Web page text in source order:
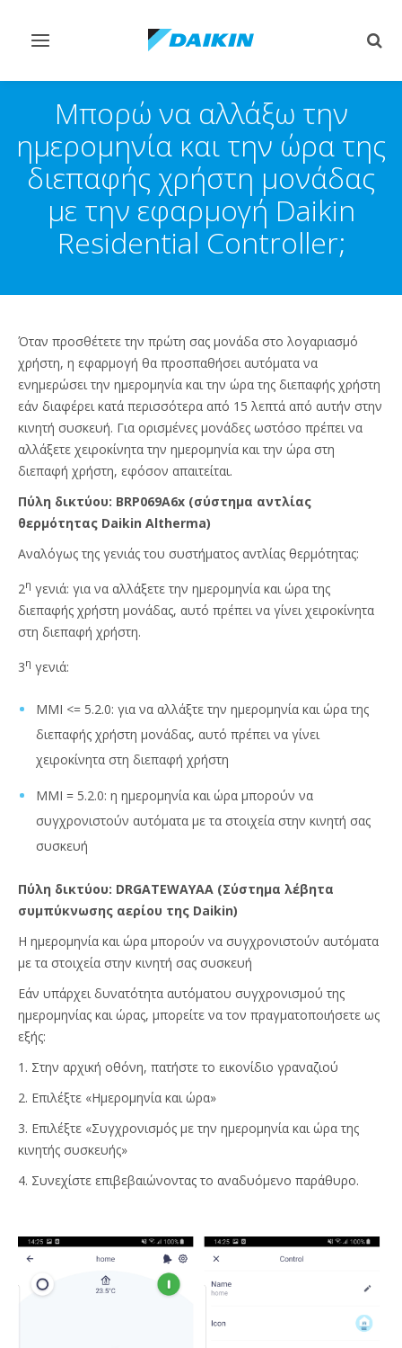
Εναλλαγή
πλοήγηση
Μπορώ να αλλάξω την
ημερομηνία και την ώρα της
διεπαφής χρήστη μονάδας
με την εφαρμογή Daikin
Residential Controller;
Όταν προσθέτετε την πρώτη σας μονάδα στο λογαριασμό
χρήστη, η εφαρμογή θα προσπαθήσει αυτόματα να
ενημερώσει την ημερομηνία και την ώρα της διεπαφής χρήστη
εάν διαφέρει κατά περισσότερα από 15 λεπτά από αυτήν στην
κινητή συσκευή. Για ορισμένες μονάδες ωστόσο πρέπει να
αλλάξετε χειροκίνητα την ημερομηνία και την ώρα στη
διεπαφή χρήστη, εφόσον απαιτείται.
Πύλη δικτύου: BRP069A6x (σύστημα αντλίας
θερμότητας Daikin Altherma)
Αναλόγως της γενιάς του συστήματος αντλίας θερμότητας:
2η γενιά: για να αλλάξετε την ημερομηνία και ώρα της
διεπαφής χρήστη μονάδας, αυτό πρέπει να γίνει χειροκίνητα
στη διεπαφή χρήστη.
3η γενιά:
MMI <= 5.2.0: για να αλλάξτε την ημερομηνία και ώρα της
διεπαφής χρήστη μονάδας, αυτό πρέπει να γίνει
χειροκίνητα στη διεπαφή χρήστη
MMI = 5.2.0: η ημερομηνία και ώρα μπορούν να
συγχρονιστούν αυτόματα με τα στοιχεία στην κινητή σας
συσκευή
Πύλη δικτύου: DRGATEWAYAA (Σύστημα λέβητα
συμπύκνωσης αερίου της Daikin)
Η ημερομηνία και ώρα μπορούν να συγχρονιστούν αυτόματα
με τα στοιχεία στην κινητή σας συσκευή
Εάν υπάρχει δυνατότητα αυτόματου συγχρονισμού της
ημερομηνίας και ώρας, μπορείτε να τον πραγματοποιήσετε ως
εξής:
1. Στην αρχική οθόνη, πατήστε το εικονίδιο γραναζιού
2. Επιλέξτε «Ημερομηνία και ώρα»
3. Επιλέξτε «Συγχρονισμός με την ημερομηνία και ώρα της
κινητής συσκευής»
4. Συνεχίστε επιβεβαιώνοντας το αναδυόμενο παράθυρο.